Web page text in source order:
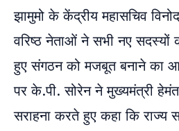
झामुमो के केंद्रीय महासचिव
वरिष्ठ नेताओं ने सभी नए सदस्यों
हुए संगठन को मजबूत बनाने का
पर के.पी. सोरेन ने मुख्यमंत्री
सराहना करते हुए कहा कि राज्य